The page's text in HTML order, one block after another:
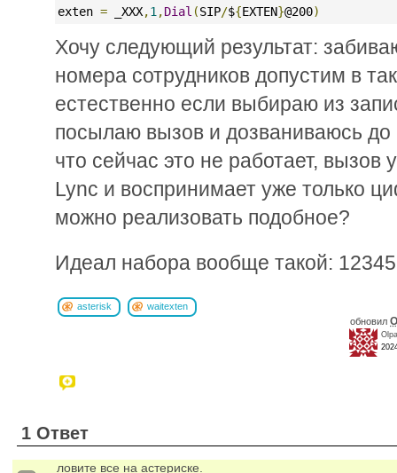
exten = _XXX,1 ,Dial (SIP/${EXTEN}@200)
Хочу следующий результат:
номера сотрудников допустим в
естественно если выбираю из
посылаю вызов и дозваниваюсь до
что сейчас это не работает, вызов
Lync и воспринимает уже только
можно реализовать подобное?
Идеал набора вообще такой:
asterisk
waitexten
обновил
1 Ответ
ловите все на астериске.